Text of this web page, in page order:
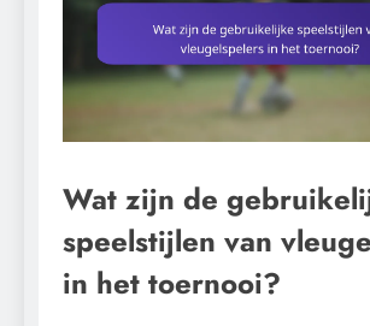
Wat zijn de
speelstijlen van
in het toernooi?